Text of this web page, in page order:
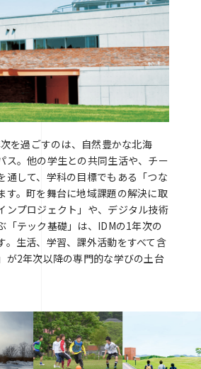
を過ごすのは、自然豊かな北海
ス。他の学生との共同生活や、チー
通して、学科の目標でもある「つな
す。町を舞台に地域課題の解決に取
ンプロジェクト」や、デジタル技術
「テック基礎」は、IDMの1年次の
。生活、学習、課外活動をすべて含
が2年次以降の専門的な学びの土台